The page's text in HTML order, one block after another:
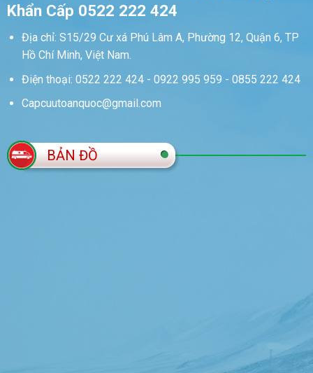
Khẩn Cấp 0522 222 424
Địa chỉ: S15/29 Cư xá Phú Lâm A, Phường 12, Quận 6, TP
Hồ Chí Minh, Việt Nam.
Điện thoại: 0522 222 424 - 0922 995 959 - 0855 222 424
Capcuutoanquoc@gmail.com
BẢN ĐỒ